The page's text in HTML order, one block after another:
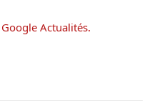
Actualités.